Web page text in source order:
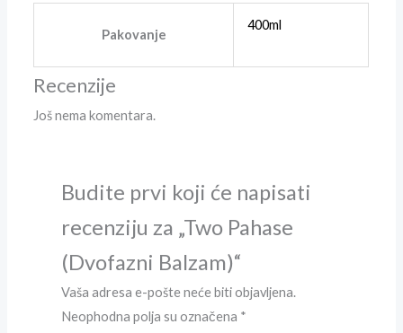
Pakovanje
400ml
Recenzije
Još nema komentara.
Budite prvi koji će napisati
recenziju za „Two Pahase
(Dvofazni Balzam)“
Vaša adresa e-pošte neće biti objavljena.
Neophodna polja su označena *